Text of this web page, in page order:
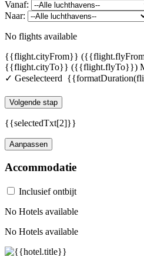
Vanaf:
Naar:
No flights available
{{flight.cityFrom}}
{{flight.cityTo}} ({{flight.flyTo}})
✓ Geselecteerd
Volgende stap
{{selectedTxt[2]}}
Aanpassen
Accommodatie
Inclusief ontbijt
No Hotels available
No Hotels available